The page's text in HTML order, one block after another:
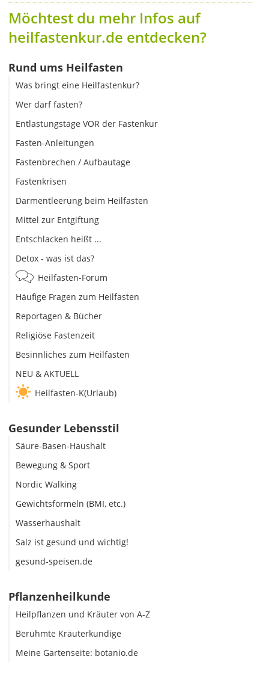
Möchtest du mehr Infos auf
heilfastenkur.de entdecken?
Rund ums Heilfasten
Was bringt eine Heilfastenkur?
Wer darf fasten?
Entlastungstage VOR der Fastenkur
Fasten-Anleitungen
Fastenbrechen / Aufbautage
Fastenkrisen
Darmentleerung beim Heilfasten
Mittel zur Entgiftung
Entschlacken heißt ...
Detox - was ist das?
Heilfasten-Forum
Häufige Fragen zum Heilfasten
Reportagen & Bücher
Religiöse Fastenzeit
Besinnliches zum Heilfasten
NEU & AKTUELL
Heilfasten-K(Urlaub)
Gesunder Lebensstil
Säure-Basen-Haushalt
Bewegung & Sport
Nordic Walking
Gewichtsformeln (BMI, etc.)
Wasserhaushalt
Salz ist gesund und wichtig!
gesund-speisen.de
Pflanzenheilkunde
Heilpflanzen und Kräuter von A-Z
Berühmte Kräuterkundige
Meine Gartenseite: botanio.de